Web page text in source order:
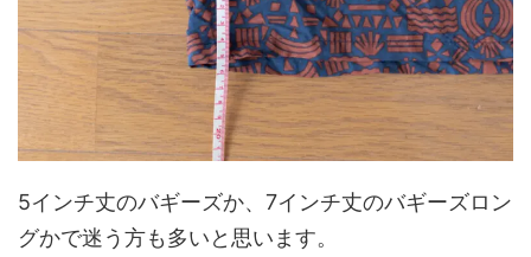
5インチ丈のバギーズか、7インチ丈のバギーズロン
グかで迷う方も多いと思います。